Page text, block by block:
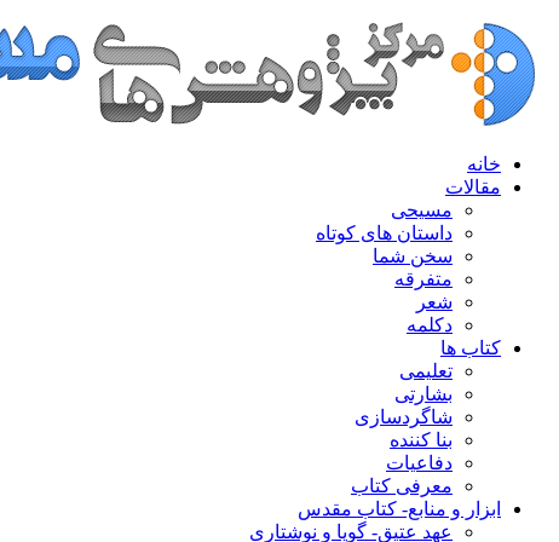
خانه
مقالات
مسیحی
داستان های کوتاه
سخن شما
متفرقه
شعر
دکلمه
کتاب ها
تعلیمی
بشارتی
شاگردسازی
بنا کننده
دفاعیات
معرفی کتاب
ابزار و منابع- کتاب مقدس
عهد عتیق- گویا و نوشتاری